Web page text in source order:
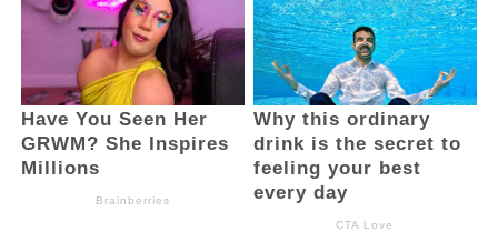
Dewi menambahkan bahwa seluruh
informasi resmi rumah sakit hanya akan
dikeluarkan melalui Legal Officer serta
kanal resmi RSIA Kasih Fatimah untuk
mencegah misinformasi.
“Kami tetap fokus memberikan pelayanan